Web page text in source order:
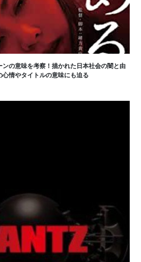
ンの意味を考察！描かれた日本社会の闇と由
情やタイトルの意味にも迫る